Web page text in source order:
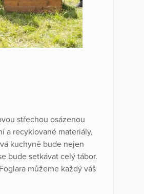
střechou osázenou
a recyklované materiály,
kuchyně bude nejen
bude setkávat celý tábor.
můžeme každý váš